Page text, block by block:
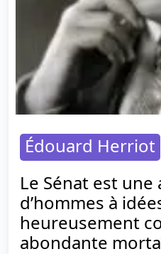
Édouard Herriot
Le Sénat est une
d’hommes à
heureusement
abondante